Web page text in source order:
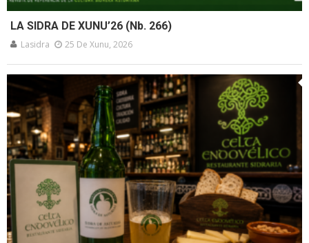
LA SIDRA DE XUNU’26 (Nb. 266)
Lasidra 25 De Xunu, 2026